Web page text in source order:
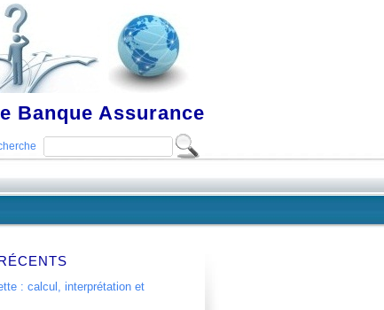
Banque Assurance
: calcul, interprétation et